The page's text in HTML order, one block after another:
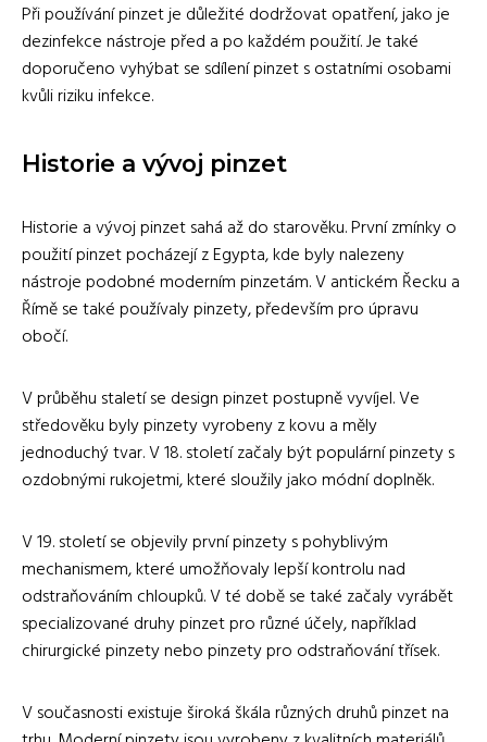
Při používání pinzet je důležité dodržovat opatření, jako je
dezinfekce nástroje před a po každém použití. Je také
doporučeno vyhýbat se sdílení pinzet s ostatními osobami
kvůli riziku infekce.
Historie a vývoj pinzet
Historie a vývoj pinzet sahá až do starověku. První zmínky o
použití pinzet pocházejí z Egypta, kde byly nalezeny
nástroje podobné moderním pinzetám. V antickém Řecku a
Římě se také používaly pinzety, především pro úpravu
obočí.
V průběhu staletí se design pinzet postupně vyvíjel. Ve
středověku byly pinzety vyrobeny z kovu a měly
jednoduchý tvar. V 18. století začaly být populární pinzety s
ozdobnými rukojetmi, které sloužily jako módní doplněk.
V 19. století se objevily první pinzety s pohyblivým
mechanismem, které umožňovaly lepší kontrolu nad
odstraňováním chloupků. V té době se také začaly vyrábět
specializované druhy pinzet pro různé účely, například
chirurgické pinzety nebo pinzety pro odstraňování třísek.
V současnosti existuje široká škála různých druhů pinzet na